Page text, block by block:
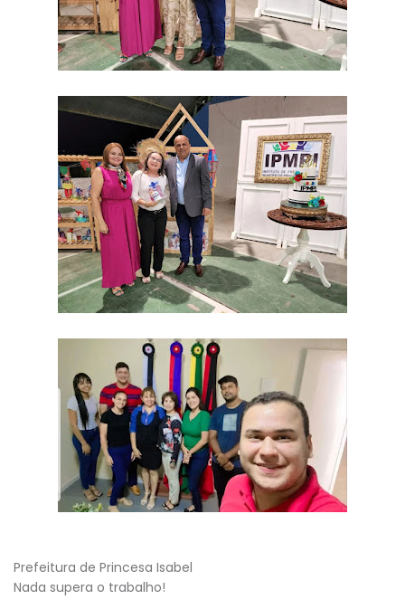
Prefeitura de Princesa Isabel
Nada supera o trabalho!